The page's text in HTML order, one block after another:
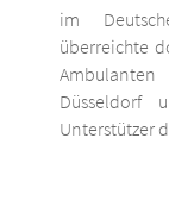
im
überreichte
Düsseldorf
Unterstützer